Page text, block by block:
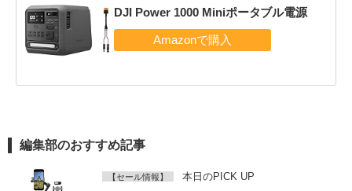
DJI Power 1000 Miniポータブル電源
編集部のおすすめ記事
【セール情報】 本日のPICK UP